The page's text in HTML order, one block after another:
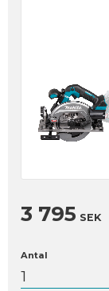
3 795 SEK
Antal